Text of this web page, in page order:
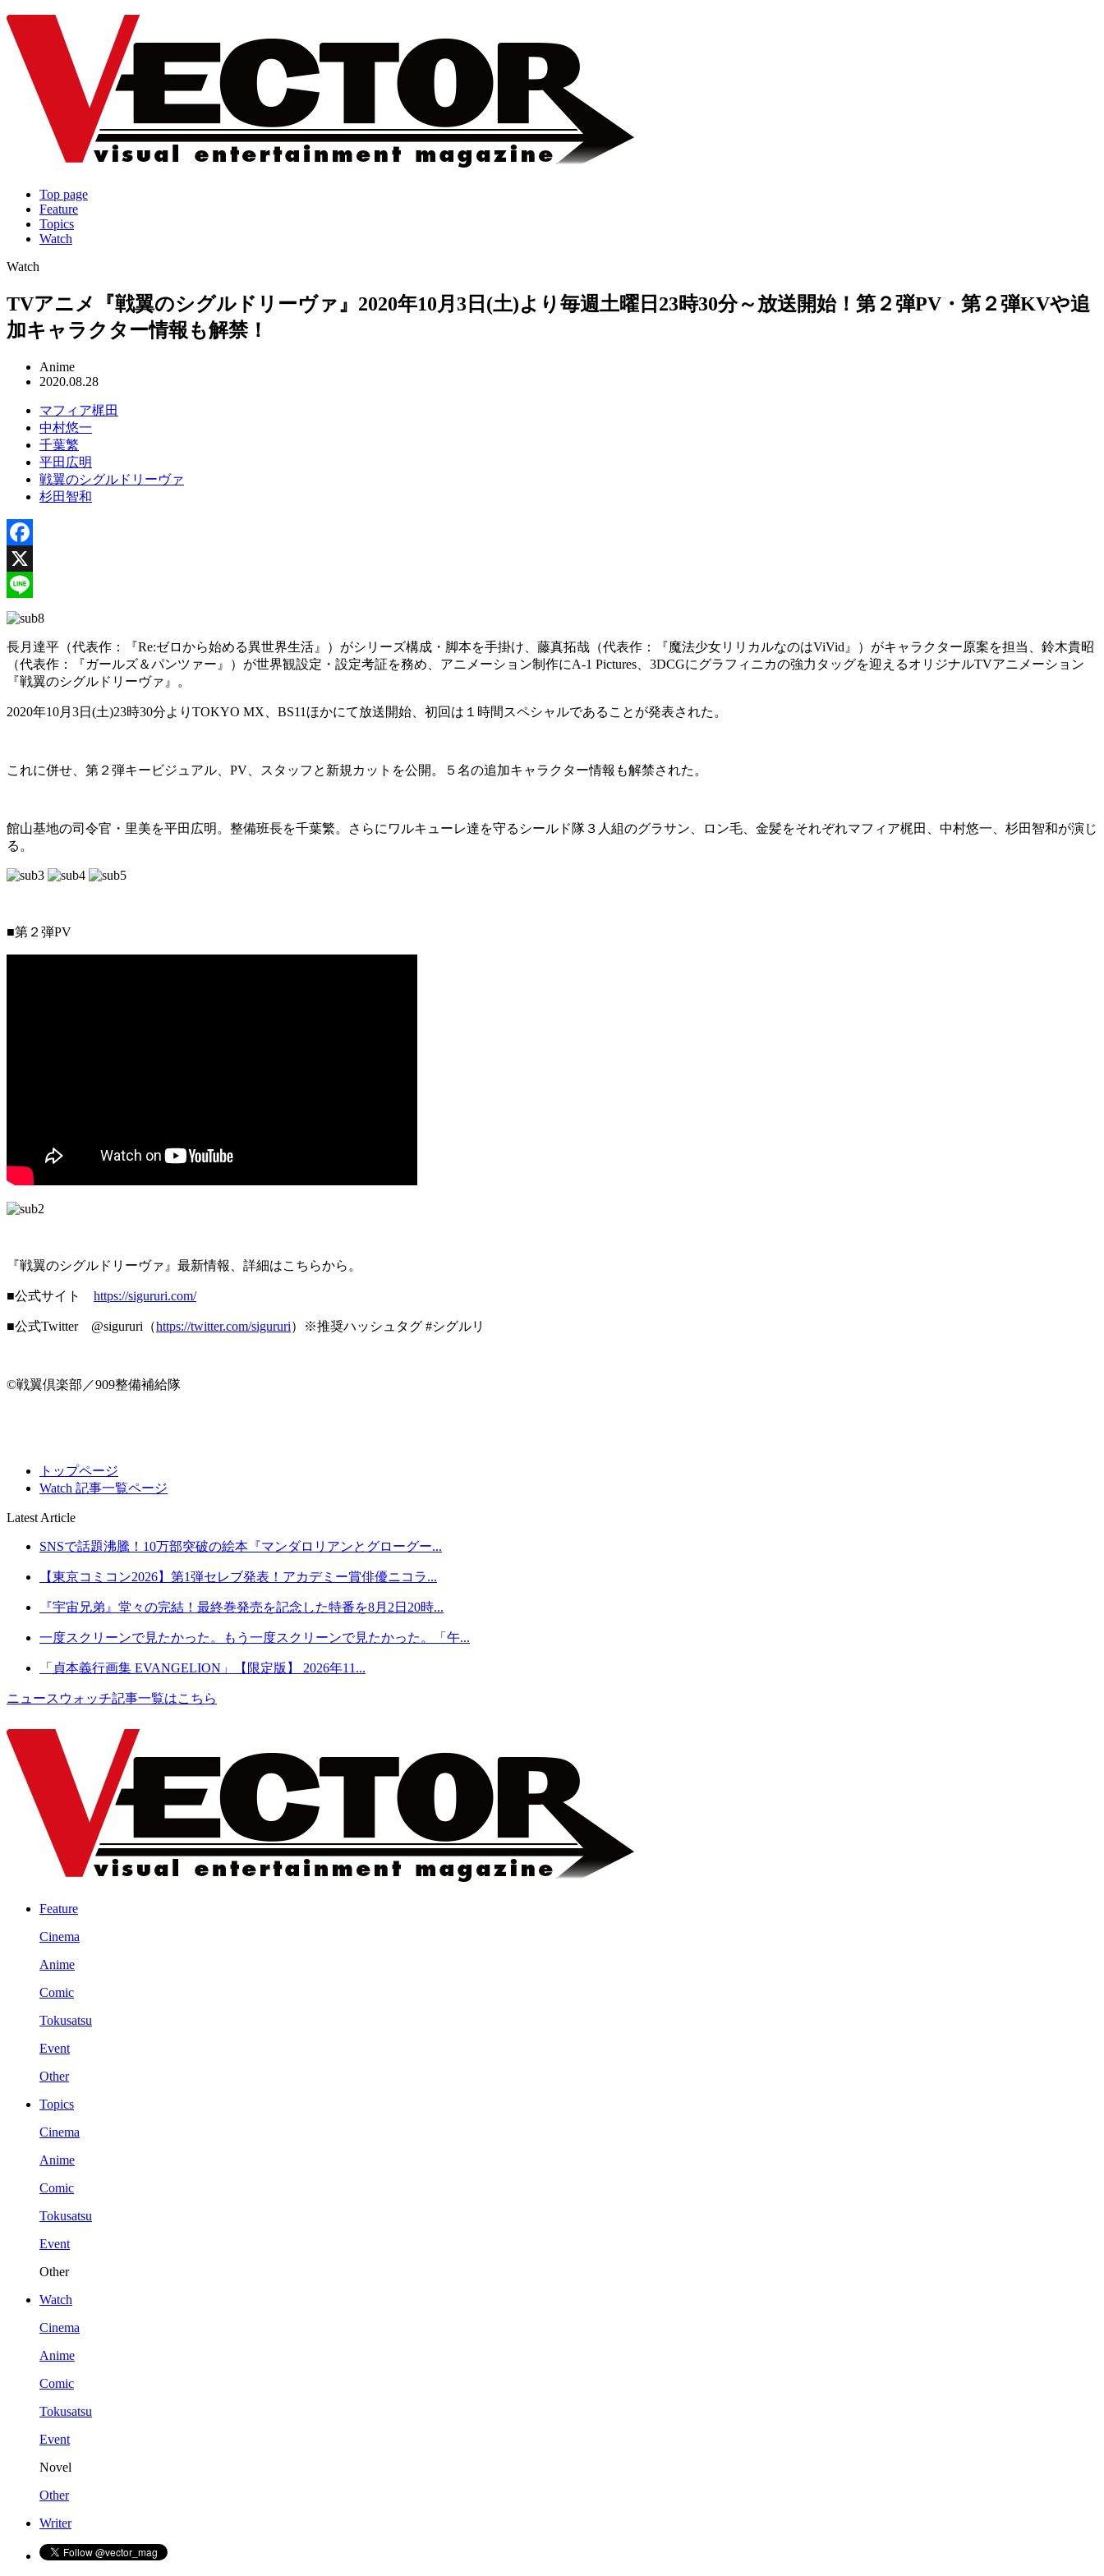
Top page
Feature
Topics
Watch
Watch
TVアニメ『戦翼のシグルドリーヴァ』2020年10月3日(土)より毎週土曜日23時30分～放送開始！第２弾PV・第２弾KVや追
加キャラクター情報も解禁！
Anime
2020.08.28
マフィア梶田
中村悠一
千葉繁
平田広明
戦翼のシグルドリーヴァ
杉田智和
Facebook
X
Line
長月達平（代表作：『Re:ゼロから始める異世界生活』）がシリーズ構成・脚本を手掛け、藤真拓哉（代表作：『魔法少女リリカルなのはViVid』）がキャラクター原案を担当、鈴木貴昭
（代表作：『ガールズ＆パンツァー』）が世界観設定・設定考証を務め、アニメーション制作にA-1 Pictures、3DCGにグラフィニカの強力タッグを迎えるオリジナルTVアニメーション
『戦翼のシグルドリーヴァ』。
2020年10月3日(土)23時30分よりTOKYO MX、BS11ほかにて放送開始、初回は１時間スペシャルであることが発表された。
これに併せ、第２弾キービジュアル、PV、スタッフと新規カットを公開。５名の追加キャラクター情報も解禁された。
館山基地の司令官・里美を平田広明。整備班長を千葉繁。さらにワルキューレ達を守るシールド隊３人組のグラサン、ロン毛、金髪をそれぞれマフィア梶田、中村悠一、杉田智和が演じ
る。
■第２弾PV
『戦翼のシグルドリーヴァ』最新情報、詳細はこちらから。
■公式サイト https://sigururi.com/
■公式Twitter @sigururi（https://twitter.com/sigururi）※推奨ハッシュタグ #シグルリ
©戦翼倶楽部／909整備補給隊
トップページ
Watch 記事一覧ページ
Latest Article
SNSで話題沸騰！10万部突破の絵本『マンダロリアンとグローグー...
【東京コミコン2026】第1弾セレブ発表！アカデミー賞俳優ニコラ...
『宇宙兄弟』堂々の完結！最終巻発売を記念した特番を8月2日20時...
一度スクリーンで見たかった。もう一度スクリーンで見たかった。「午...
「貞本義行画集 EVANGELION」【限定版】 2026年11...
ニュースウォッチ記事一覧はこちら
Feature
Cinema
Anime
Comic
Tokusatsu
Event
Other
Topics
Cinema
Anime
Comic
Tokusatsu
Event
Other
Watch
Cinema
Anime
Comic
Tokusatsu
Event
Novel
Other
Writer